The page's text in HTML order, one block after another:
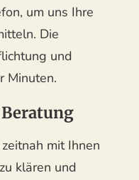
um uns Ihre
Die
und
Minuten.
mit Ihnen
klären und